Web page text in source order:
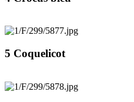
5 Coquelicot